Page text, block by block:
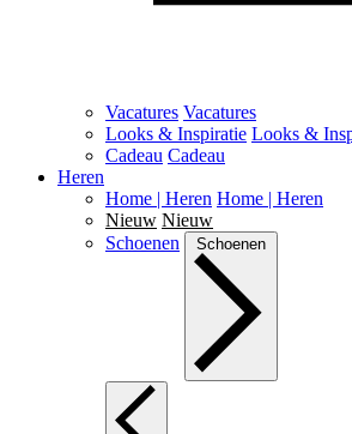
Vacatures Vacatures
Looks & Inspiratie Looks &
Cadeau Cadeau
Heren
Home | Heren Home | Heren
Nieuw Nieuw
Schoenen
Schoenen